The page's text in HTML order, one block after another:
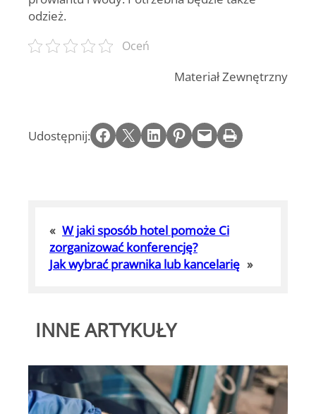
odzież.
Oceń
Materiał Zewnętrzny
Udostępnij: Share on Facebook Email this Page Share on LinkedIn Share on Pinterest Email this Page Print this Page
« W jaki sposób hotel pomoże Ci
zorganizować konferencję?
Jak wybrać prawnika lub kancelarię »
INNE ARTYKUŁY